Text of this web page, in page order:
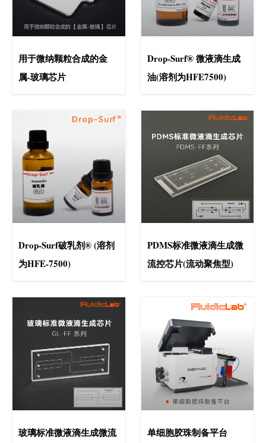
用于微纳颗粒合成的金
属-玻璃芯片
Drop-Surf® 微液滴生成
油(溶剂为HFE7500)
Drop-Surf破乳剂® (溶剂
为HFE-7500)
PDMS标准微液滴生成微
流控芯片(流动聚焦型)
玻璃标准微液滴生成微流
单细胞胶珠制备平台